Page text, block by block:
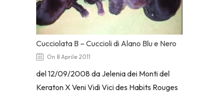
Cucciolata B – Cuccioli di Alano Blu e Nero
On 8 Aprile 2011
del 12/09/2008 da Jelenia dei Monti del
Keraton X Veni Vidi Vici des Habits Rouges